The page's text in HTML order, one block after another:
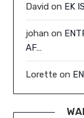
David on EK
johan on
AF…
Lorette on